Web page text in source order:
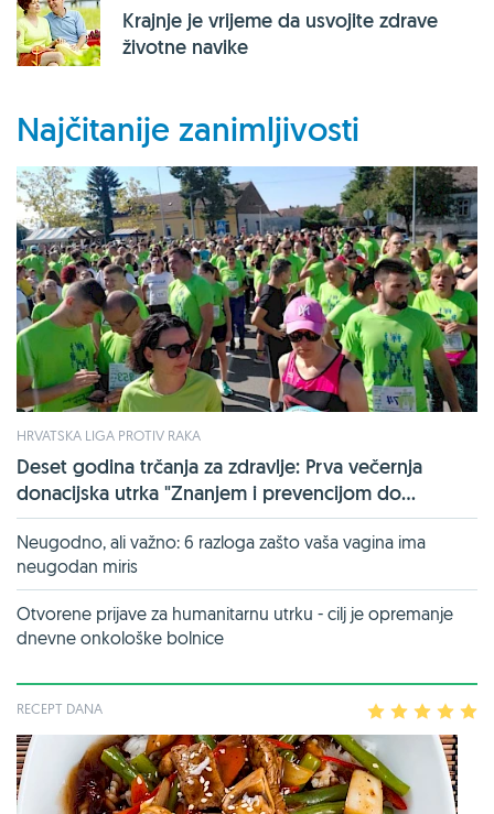
Krajnje je vrijeme da usvojite zdrave
životne navike
Najčitanije zanimljivosti
HRVATSKA LIGA PROTIV RAKA
Deset godina trčanja za zdravlje: Prva večernja
donacijska utrka "Znanjem i prevencijom do...
Neugodno, ali važno: 6 razloga zašto vaša vagina ima
neugodan miris
Otvorene prijave za humanitarnu utrku - cilj je opremanje
dnevne onkološke bolnice
RECEPT DANA 2 3 4